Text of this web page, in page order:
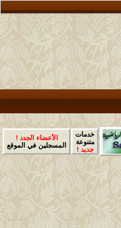
خدمات
متنوعة
جديد !
الأعضاء الجدد !
المسجلين في الموقع